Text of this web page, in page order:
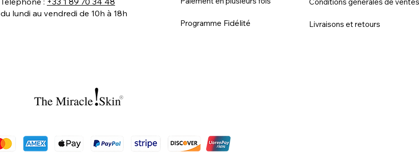
du lundi au vendredi de 10h à 18h
Programme Fidélité Livraisons et retours